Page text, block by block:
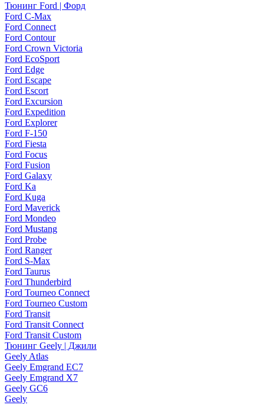
Тюнинг Ford | Форд
Ford C-Max
Ford Connect
Ford Contour
Ford Crown Victoria
Ford EcoSport
Ford Edge
Ford Escape
Ford Escort
Ford Excursion
Ford Expedition
Ford Explorer
Ford F-150
Ford Fiesta
Ford Focus
Ford Fusion
Ford Galaxy
Ford Ka
Ford Kuga
Ford Maverick
Ford Mondeo
Ford Mustang
Ford Probe
Ford Ranger
Ford S-Max
Ford Taurus
Ford Thunderbird
Ford Tourneo Connect
Ford Tourneo Custom
Ford Transit
Ford Transit Connect
Ford Transit Custom
Тюнинг Geely | Джили
Geely Atlas
Geely Emgrand EC7
Geely Emgrand X7
Geely GC6
Geely